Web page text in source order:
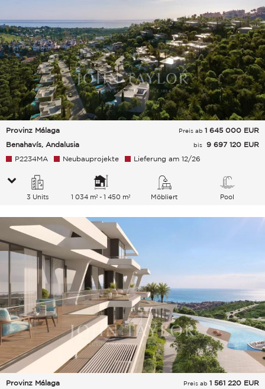
Provinz Málaga
Benahavís, Andalusia
Preis ab 1 645 000 EUR
bis 9 697 120 EUR
P2234MA
Neubauprojekte Lieferung am 12/26
3 Units 1 034 m² - 1 450 m² Möbliert Pool
Provinz Málaga
Preis ab 1 561 220 EUR